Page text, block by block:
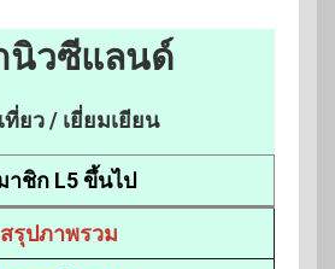
นิวซีแลนด์
ที่ยว / เยี่ยมเยียน
าชิก L5 ขึ้นไป
สรุปภาพรวม